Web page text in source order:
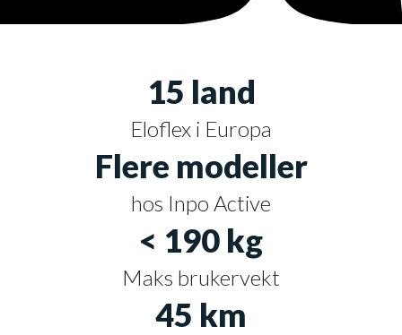
15 land
Eloflex i Europa
Flere modeller
hos Inpo Active
< 190 kg
Maks brukervekt
45 km